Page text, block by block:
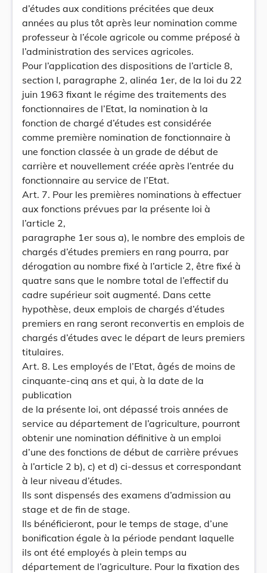
d’études aux conditions précitées que deux
années au plus tôt après leur nomination comme
professeur à l’école agricole ou comme préposé à
l’administration des services agricoles.
Pour l’application des dispositions de l’article 8,
section I, paragraphe 2, alinéa 1er, de la loi du 22
juin 1963 fixant le régime des traitements des
fonctionnaires de l’Etat, la nomination à la
fonction de chargé d’études est considérée
comme première nomination de fonctionnaire à
une fonction classée à un grade de début de
carrière et nouvellement créée après l’entrée du
fonctionnaire au service de l’Etat.
Art. 7. Pour les premières nominations à effectuer
aux fonctions prévues par la présente loi à
l’article 2,
paragraphe 1er sous a), le nombre des emplois de
chargés d’études premiers en rang pourra, par
dérogation au nombre fixé à l’article 2, être fixé à
quatre sans que le nombre total de l’effectif du
cadre supérieur soit augmenté. Dans cette
hypothèse, deux emplois de chargés d’études
premiers en rang seront reconvertis en emplois de
chargés d’études avec le départ de leurs premiers
titulaires.
Art. 8. Les employés de l’Etat, âgés de moins de
cinquante-cinq ans et qui, à la date de la
publication
de la présente loi, ont dépassé trois années de
service au département de l’agriculture, pourront
obtenir une nomination définitive à un emploi
d’une des fonctions de début de carrière prévues
à l’article 2 b), c) et d) ci-dessus et correspondant
à leur niveau d’études.
Ils sont dispensés des examens d’admission au
stage et de fin de stage.
Ils bénéficieront, pour le temps de stage, d’une
bonification égale à la période pendant laquelle
ils ont été employés à plein temps au
département de l’agriculture. Pour la fixation des